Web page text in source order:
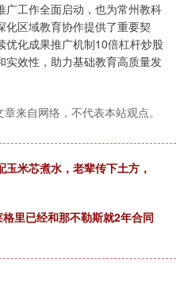
广工作全面启动，也为常州教科
区域教育协作提供了重要契
优化成果推广机制10倍杠杆炒股
实效性，助力基础教育高质量发
来自网络，不代表本站观点。
米芯煮水，老辈传下土方，
里已经和那不勒斯就2年合同